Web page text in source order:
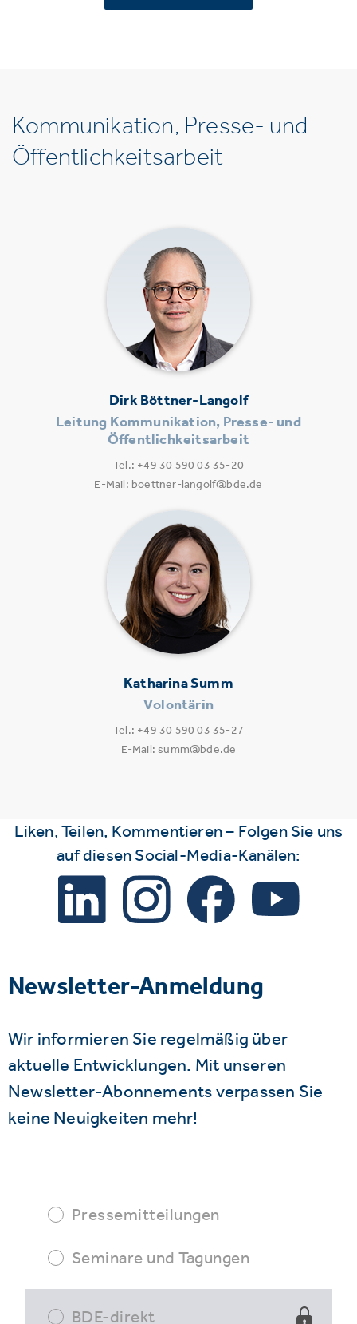
Kommunikation, Presse- und
Öffentlichkeitsarbeit
Dirk Böttner-Langolf
Leitung Kommunikation, Presse- und
Öffentlichkeitsarbeit
Tel.: +49 30 590 03 35-20
E-Mail: boettner-langolf@bde.de
Katharina Summ
Volontärin
Tel.: +49 30 590 03 35-27
E-Mail: summ@bde.de
Liken, Teilen, Kommentieren – Folgen Sie uns
auf diesen Social-Media-Kanälen:
Newsletter-Anmeldung
Wir informieren Sie regelmäßig über
aktuelle Entwicklungen. Mit unseren
Newsletter-Abonnements verpassen Sie
keine Neuigkeiten mehr!
Pressemitteilungen
Seminare und Tagungen
BDE-direkt